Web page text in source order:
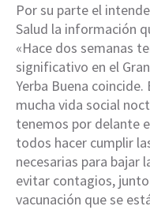
Por su parte el
Salud la información
«Hace dos semanas
significativo en el
Yerba Buena
mucha vida social
tenemos por delante
todos hacer cumplir
necesarias para bajar
evitar contagios,
vacunación que se